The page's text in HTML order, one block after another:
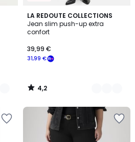
LA REDOUTE COLLECTIONS
Jean slim push-up extra
confort
31,99 €
39,99 €
4,2
/ 5
2
Couleurs
4,2
/